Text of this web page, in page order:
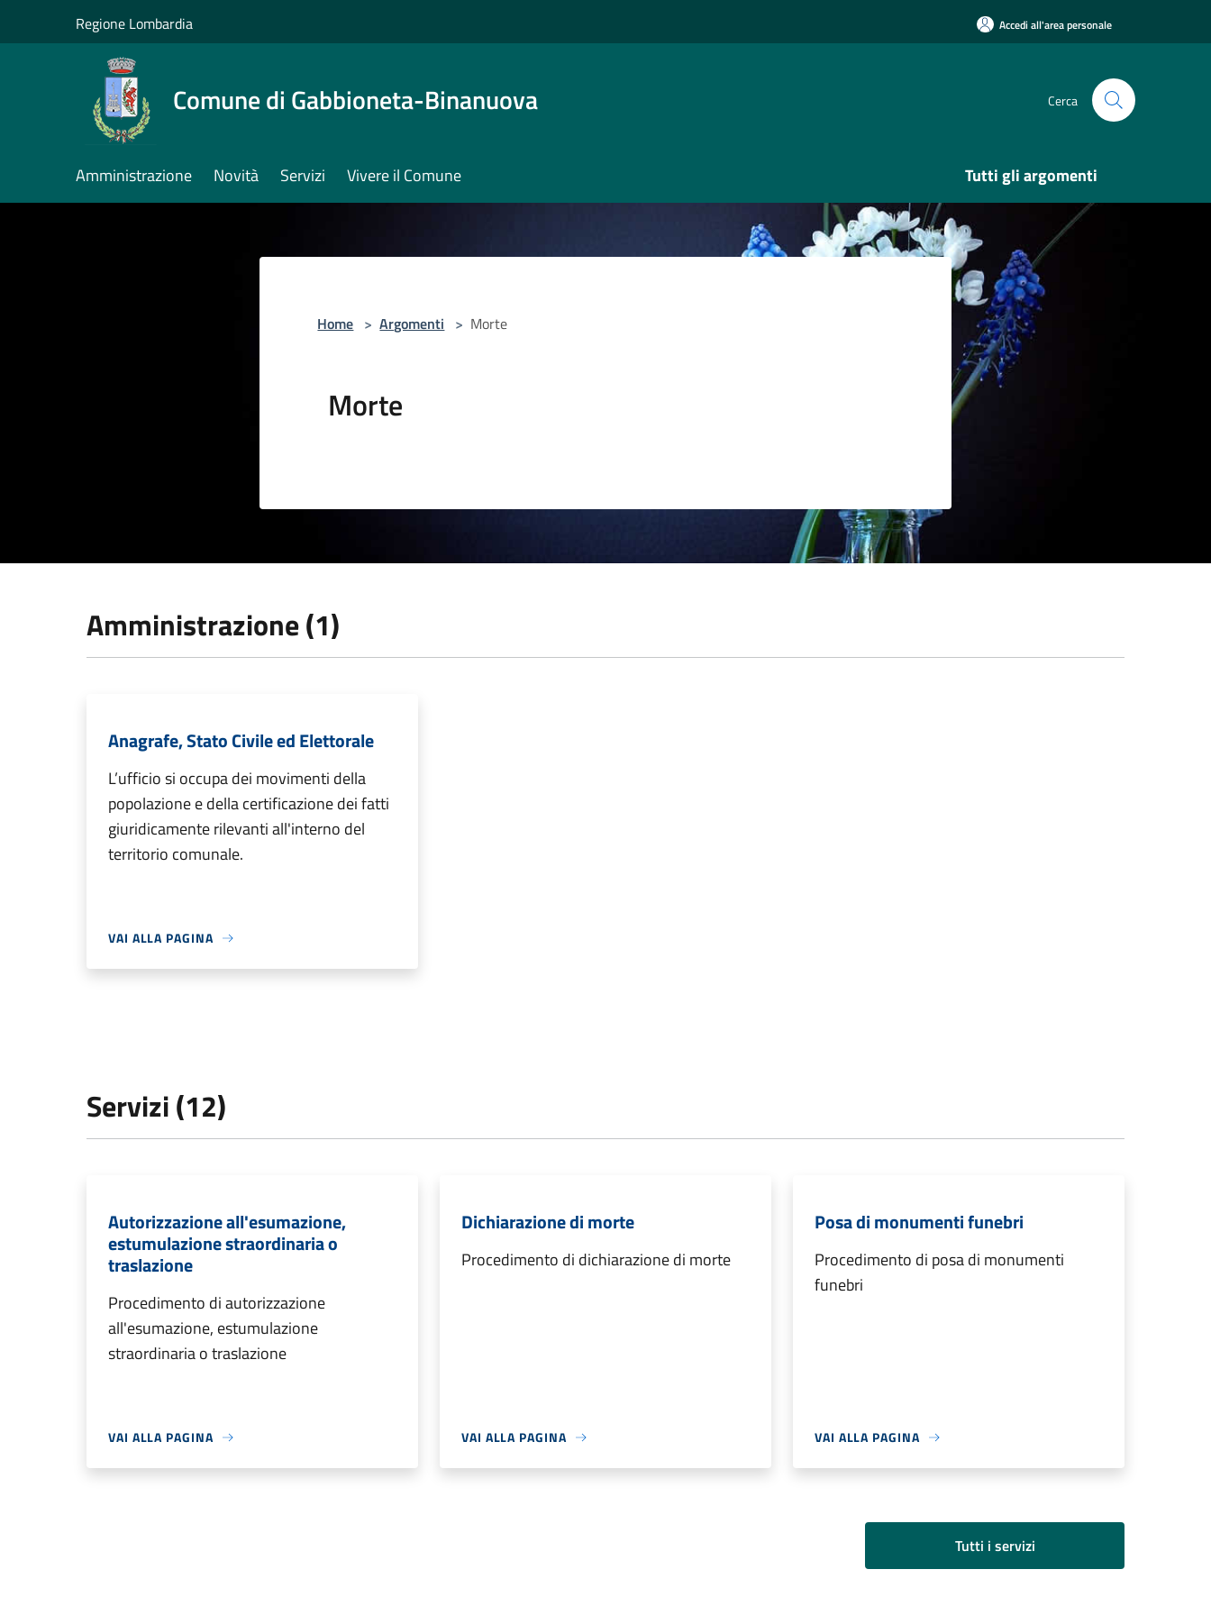
Regione Lombardia Accedi all'area personale
Comune di Gabbioneta-Binanuova Cerca
Amministrazione Novità Servizi Vivere il Comune Tutti gli argomenti
Home > Argomenti > Morte
Morte
Amministrazione (1)
Anagrafe, Stato Civile ed Elettorale
L’ufficio si occupa dei movimenti della
popolazione e della certificazione dei fatti
giuridicamente rilevanti all'interno del
territorio comunale.
VAI ALLA PAGINA
Servizi (12)
Autorizzazione all'esumazione,
estumulazione straordinaria o
traslazione
Procedimento di autorizzazione
all'esumazione, estumulazione
straordinaria o traslazione
VAI ALLA PAGINA
Dichiarazione di morte
Procedimento di dichiarazione di morte
VAI ALLA PAGINA
Posa di monumenti funebri
Procedimento di posa di monumenti
funebri
VAI ALLA PAGINA
Tutti i servizi